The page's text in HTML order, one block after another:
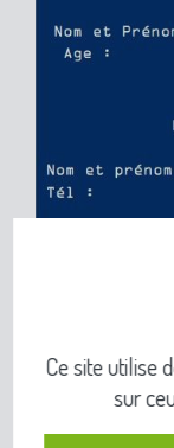
Ce site utilise
sur